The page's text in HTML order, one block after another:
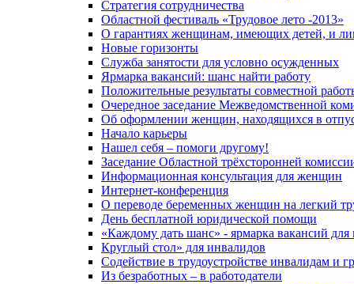
Стратегия сотрудничества
Областной фестиваль «Трудовое лето -2013»
О гарантиях женщинам, имеющих детей, и
Новые горизонты
Служба занятости для условно осужденных
Ярмарка вакансий: шанс найти работу
Положительные результаты совместной
Очередное заседание Межведомственной
Об оформлении женщин, находящихся в
Начало карьеры
Нашел себя – помоги другому!
Заседание Областной трёхсторонней
Информационная консультация для женщин
Интернет-конференция
О переводе беременных женщин на легкий
День бесплатной юридической помощи
«Каждому дать шанс» - ярмарка вакансий для
Круглый стол» для инвалидов
Содействие в трудоустройстве инвалидам и
Из безработных – в работодатели